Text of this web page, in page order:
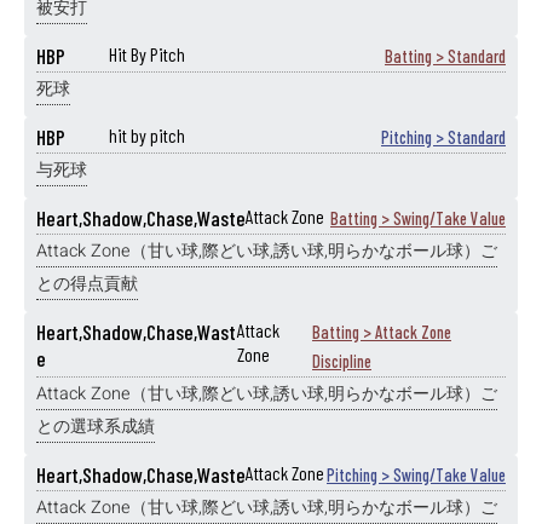
被安打
HBP Hit By Pitch Batting > Standard
死球
HBP hit by pitch Pitching > Standard
与死球
Heart,Shadow,Chase,WasteAttack Zone Batting > Swing/Take Value
Attack Zone（甘い球,際どい球,誘い球,明らかなボール球）ご
との得点貢献
Heart,Shadow,Chase,Wast
e
Attack
Zone
Batting > Attack Zone
Discipline
Attack Zone（甘い球,際どい球,誘い球,明らかなボール球）ご
との選球系成績
Heart,Shadow,Chase,WasteAttack ZonePitching > Swing/Take Value
Attack Zone（甘い球,際どい球,誘い球,明らかなボール球）ご